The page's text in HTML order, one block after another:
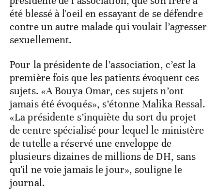
été blessé à l'oeil en essayant de se défendre
contre un autre malade qui voulait l’agresser
sexuellement.
Pour la présidente de l’association, c’est la
première fois que les patients évoquent ces
sujets. «A Bouya Omar, ces sujets n’ont
jamais été évoqués», s’étonne Malika Ressal.
«La présidente s’inquiète du sort du projet
de centre spécialisé pour lequel le ministère
de tutelle a réservé une enveloppe de
plusieurs dizaines de millions de DH, sans
qu'il ne voie jamais le jour», souligne le
journal.